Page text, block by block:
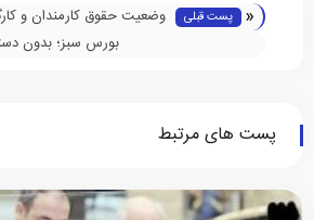
« پست قبلی
وضعیت حقوق کارمندان و
بورس سبز؛ بدون
پست های مرتبط